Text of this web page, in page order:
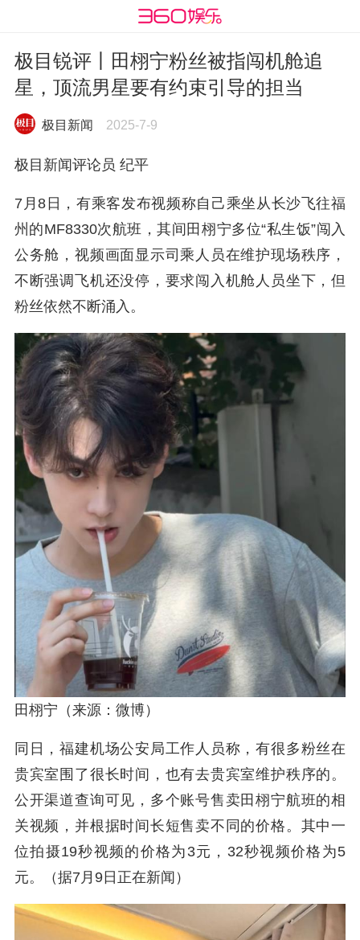
极目锐评丨田栩宁粉丝被指闯机舱追
星，顶流男星要有约束引导的担当
极目新闻 2025-7-9
极目新闻评论员 纪平
7月8日，有乘客发布视频称自己乘坐从长沙飞往福
州的MF8330次航班，其间田栩宁多位“私生饭”闯入
公务舱，视频画面显示司乘人员在维护现场秩序，
不断强调飞机还没停，要求闯入机舱人员坐下，但
粉丝依然不断涌入。
田栩宁（来源：微博）
同日，福建机场公安局工作人员称，有很多粉丝在
贵宾室围了很长时间，也有去贵宾室维护秩序的。
公开渠道查询可见，多个账号售卖田栩宁航班的相
关视频，并根据时间长短售卖不同的价格。其中一
位拍摄19秒视频的价格为3元，32秒视频价格为5
元。（据7月9日正在新闻）